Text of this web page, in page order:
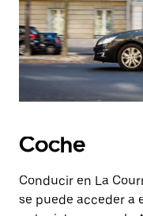
Coche
Conducir en La
se puede acceder a